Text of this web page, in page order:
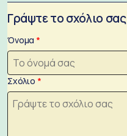
Γράψτε το σχόλιο σας
Όνομα
Σχόλιο